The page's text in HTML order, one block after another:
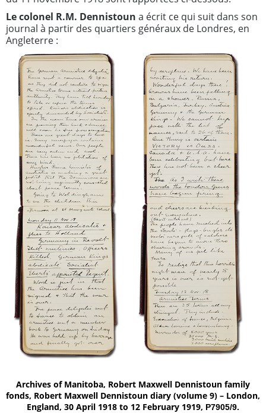
Le colonel R.M. Dennistoun a écrit ce qui suit dans son
journal à partir des quartiers généraux de Londres, en
Angleterre :
Archives of Manitoba, Robert Maxwell Dennistoun family
fonds, Robert Maxwell Dennistoun diary (volume 9) – London,
England, 30 April 1918 to 12 February 1919, P7905/9.